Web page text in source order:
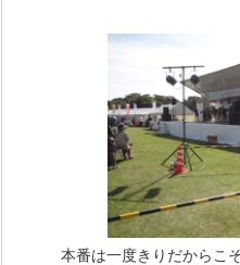
本番は一度きりだからこ